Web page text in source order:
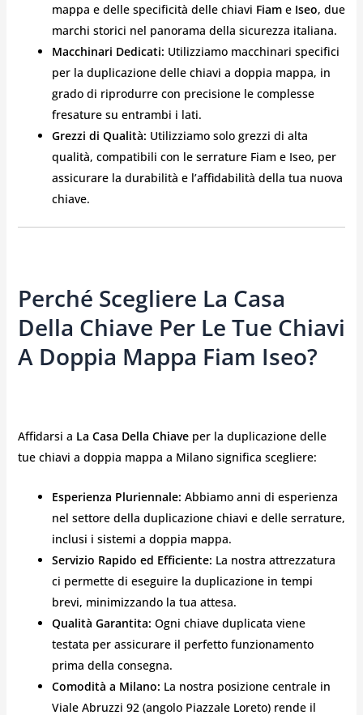
mappa e delle specificità delle chiavi Fiame Iseo, due
marchi storici nel panorama della sicurezza italiana.
Macchinari Dedicati: Utilizziamo macchinari specifici
per la duplicazione delle chiavi a doppia mappa, in
grado di riprodurre con precisione le complesse
fresature su entrambi i lati.
Grezzi di Qualità: Utilizziamo solo grezzi di alta
qualità, compatibili con le serrature Fiam e Iseo, per
assicurare la durabilità e l’affidabilità della tua nuova
chiave.
Perché Scegliere La Casa
Della Chiave Per Le Tue Chiavi
A Doppia Mappa Fiam Iseo?
Affidarsi a La Casa Della Chiaveper la duplicazione delle
tue chiavi a doppia mappa a Milano significa scegliere:
Esperienza Pluriennale: Abbiamo anni di esperienza
nel settore della duplicazione chiavi e delle serrature,
inclusi i sistemi a doppia mappa.
Servizio Rapido ed Efficiente: La nostra attrezzatura
ci permette di eseguire la duplicazione in tempi
brevi, minimizzando la tua attesa.
Qualità Garantita: Ogni chiave duplicata viene
testata per assicurare il perfetto funzionamento
prima della consegna.
Comodità a Milano: La nostra posizione centrale in
Viale Abruzzi 92 (angolo Piazzale Loreto) rende il